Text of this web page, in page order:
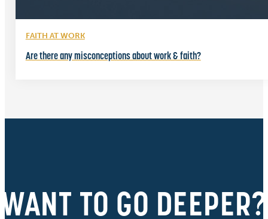
FAITH AT WORK
Are there any misconceptions about work & faith?
WANT TO GO DEEPER?